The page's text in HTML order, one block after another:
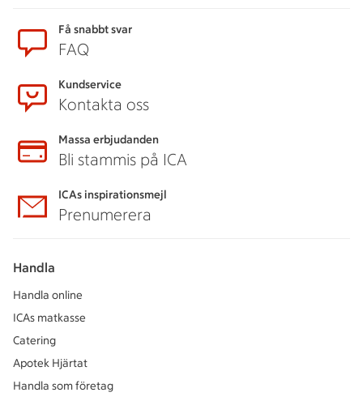
Få snabbt svar
FAQ
Kundservice
Kontakta oss
Massa erbjudanden
Bli stammis på ICA
ICAs inspirationsmejl
Prenumerera
Handla
Handla online
ICAs matkasse
Catering
Apotek Hjärtat
Handla som företag